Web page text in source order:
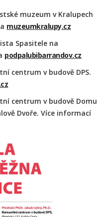
muzeum v Kralupech
muzeumkralupy.cz
Spasitele na
podpalubibarrandov.cz
centrum v budově DPS.
centrum v budově Domu
Dvoře. Více informací